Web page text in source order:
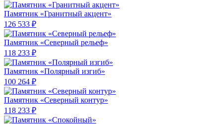
Памятник «Гранитный акцент»
126 533 ₽
Памятник «Северный рельеф»
118 233 ₽
Памятник «Полярный изгиб»
100 264 ₽
Памятник «Северный контур»
118 233 ₽